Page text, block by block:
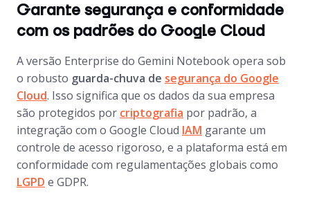
Garante segurança e conformidade
com os padrões do Google Cloud
A versão Enterprise do Gemini Notebook opera sob
o robusto guarda-chuva de segurança do Google
Cloud. Isso significa que os dados da sua empresa
são protegidos por criptografia por padrão, a
integração com o Google Cloud IAM garante um
controle de acesso rigoroso, e a plataforma está em
conformidade com regulamentações globais como
LGPD e GDPR.